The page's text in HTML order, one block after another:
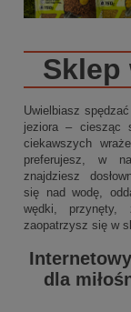
Sklep
Uwielbiasz
jeziora – ciesząc
ciekawszych
preferujesz, w
znajdziesz
się nad wodę,
wędki, przynęty,
zaopatrzysz się w
dla